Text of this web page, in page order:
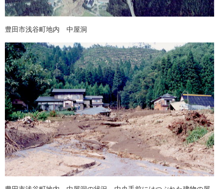
豊田市浅谷町地内 中屋洞